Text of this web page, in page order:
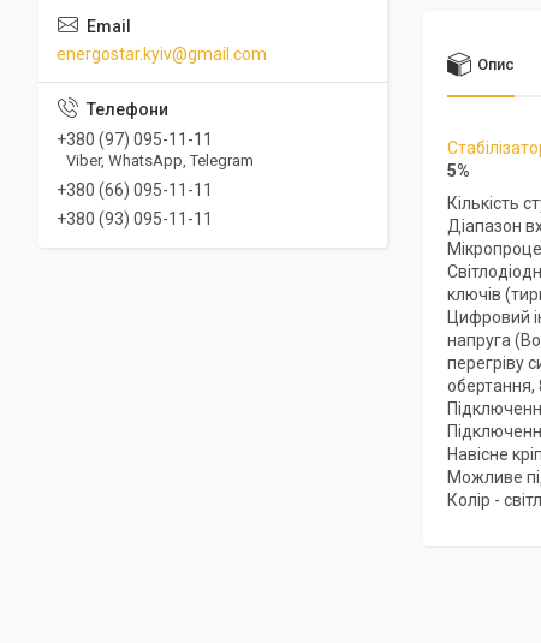
Опис
5%
Кількість
Діапазон
ключів
Цифровий
напруга
перегріву
обертання,
Навісне
Можливе
Колір -
energostar.kyiv@gmail.com
+380 (97) 095-11-11
Viber, WhatsApp, Telegram
+380 (66) 095-11-11
+380 (93) 095-11-11